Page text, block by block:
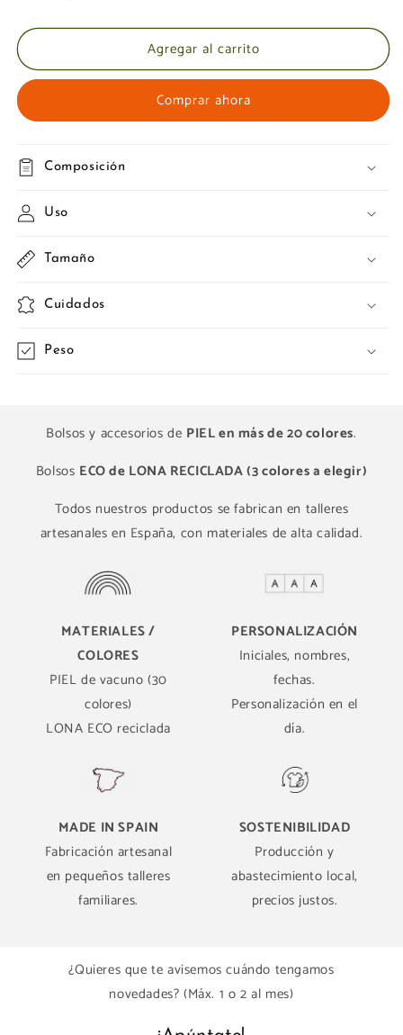
GRIS
GRIS
Agregar al carrito
Comprar ahora
Composición
Uso
Tamaño
Cuidados
Peso
Bolsos y accesorios de PIEL en más de 20 colores.
Bolsos ECO de LONA RECICLADA (3 colores a elegir)
Todos nuestros productos se fabrican en talleres
artesanales en España, con materiales de alta calidad.
MATERIALES /
COLORES
PIEL de vacuno (30
colores)
LONA ECO reciclada
PERSONALIZACIÓN
Iniciales, nombres,
fechas.
Personalización en el
día.
MADE IN SPAIN
Fabricación artesanal
en pequeños talleres
familiares.
SOSTENIBILIDAD
Producción y
abastecimiento local,
precios justos.
¿Quieres que te avisemos cuándo tengamos
novedades? (Máx. 1 o 2 al mes)